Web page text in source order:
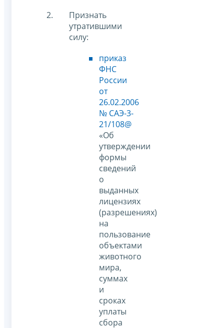
Признать
утратившими
силу:
приказ
ФНС
России
от
26.02.2006
№ САЭ-3-
21/108@
«Об
утверждении
формы
сведений
о
выданных
лицензиях
(разрешениях)
на
пользование
объектами
животного
мира,
суммах
и
сроках
уплаты
сбора